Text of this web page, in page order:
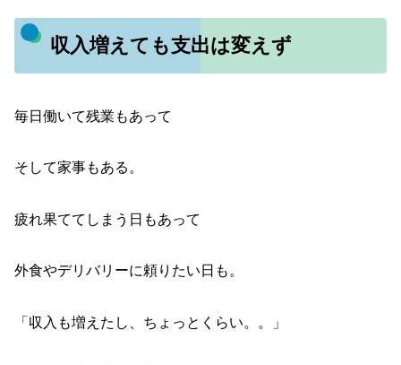
収入増えても支出は変えず
毎日働いて残業もあって
そして家事もある。
疲れ果ててしまう日もあって
外食やデリバリーに頼りたい日も。
「収入も増えたし、ちょっとくらい。。」